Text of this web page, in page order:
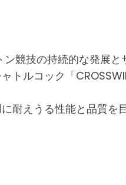
競技の持続的な発展
トルコック「
耐えうる性能と品質